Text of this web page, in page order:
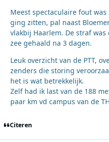
Meest spectaculaire fout
ging zitten, pal naast
vlakbij Haarlem. De straf
zee gehaald na 3 dagen.
Leuk overzicht van de PTT,
zenders die storing
het is wat betrekkelijk.
Zelf had ik last van de 188
paar km vd campus van de
Citeren